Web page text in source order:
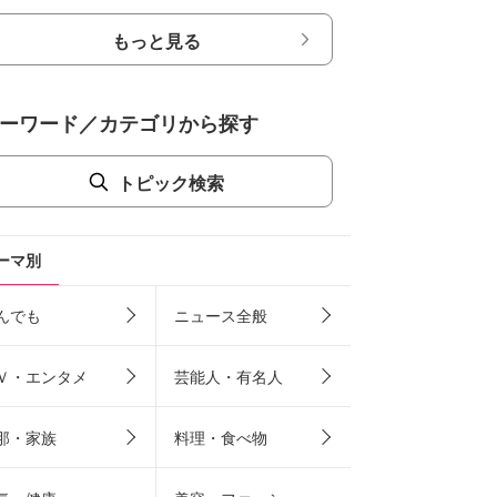
もっと見る
ワード／カテゴリから探す
トピック検索
マ別
でも ニュース全般
・エンタメ 芸能人・有名人
・家族 料理・食べ物